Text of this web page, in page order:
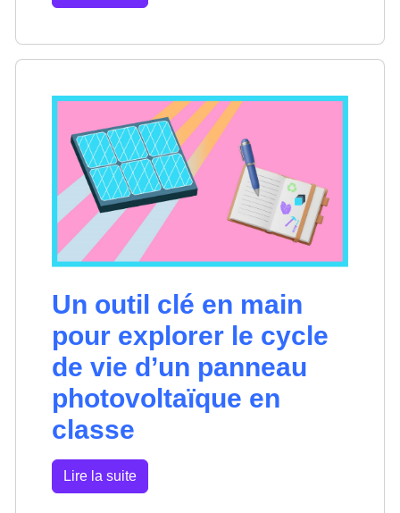
Un outil clé en main
pour explorer le cycle
de vie d’un panneau
photovoltaïque en
classe
Lire la suite